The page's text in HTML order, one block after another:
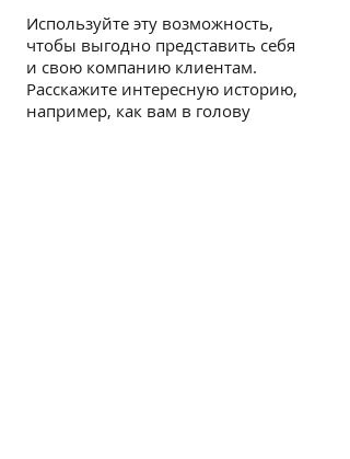
Используйте эту возможность,
чтобы выгодно представить себя
и свою компанию клиентам.
Расскажите интересную историю,
например, как вам в голову